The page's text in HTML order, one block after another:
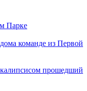
Парке
команде из Первой
прошедший